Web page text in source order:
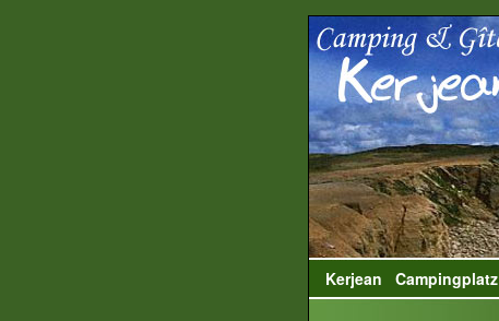
Kerjean Campingplatz